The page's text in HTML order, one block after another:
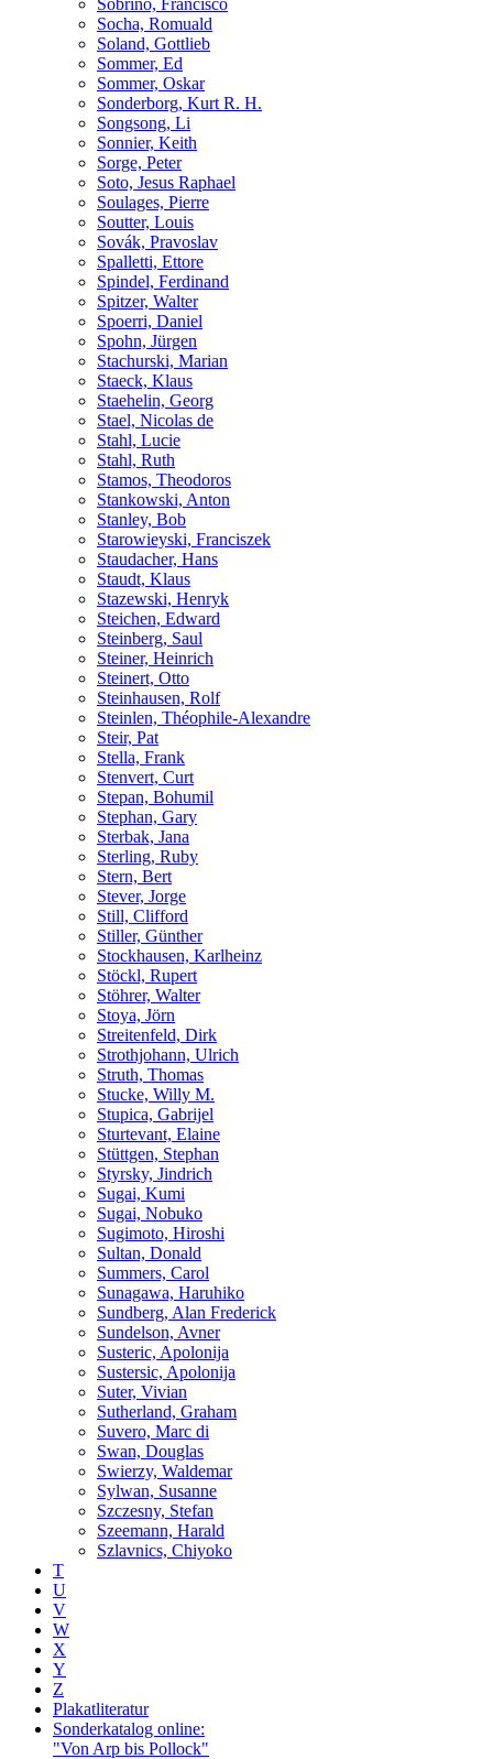
Socha, Romuald
Soland, Gottlieb
Sommer, Ed
Sommer, Oskar
Sonderborg, Kurt R. H.
Songsong, Li
Sonnier, Keith
Sorge, Peter
Soto, Jesus Raphael
Soulages, Pierre
Soutter, Louis
Sovák, Pravoslav
Spalletti, Ettore
Spindel, Ferdinand
Spitzer, Walter
Spoerri, Daniel
Spohn, Jürgen
Stachurski, Marian
Staeck, Klaus
Staehelin, Georg
Stael, Nicolas de
Stahl, Lucie
Stahl, Ruth
Stamos, Theodoros
Stankowski, Anton
Stanley, Bob
Starowieyski, Franciszek
Staudacher, Hans
Staudt, Klaus
Stazewski, Henryk
Steichen, Edward
Steinberg, Saul
Steiner, Heinrich
Steinert, Otto
Steinhausen, Rolf
Steinlen, Théophile-Alexandre
Steir, Pat
Stella, Frank
Stenvert, Curt
Stepan, Bohumil
Stephan, Gary
Sterbak, Jana
Sterling, Ruby
Stern, Bert
Stever, Jorge
Still, Clifford
Stiller, Günther
Stockhausen, Karlheinz
Stöckl, Rupert
Stöhrer, Walter
Stoya, Jörn
Streitenfeld, Dirk
Strothjohann, Ulrich
Struth, Thomas
Stucke, Willy M.
Stupica, Gabrijel
Sturtevant, Elaine
Stüttgen, Stephan
Styrsky, Jindrich
Sugai, Kumi
Sugai, Nobuko
Sugimoto, Hiroshi
Sultan, Donald
Summers, Carol
Sunagawa, Haruhiko
Sundberg, Alan Frederick
Sundelson, Avner
Susteric, Apolonija
Sustersic, Apolonija
Suter, Vivian
Sutherland, Graham
Suvero, Marc di
Swan, Douglas
Swierzy, Waldemar
Sylwan, Susanne
Szczesny, Stefan
Szeemann, Harald
Szlavnics, Chiyoko
T
U
V
W
X
Y
Z
Plakatliteratur
Sonderkatalog online:
"Von Arp bis Pollock"